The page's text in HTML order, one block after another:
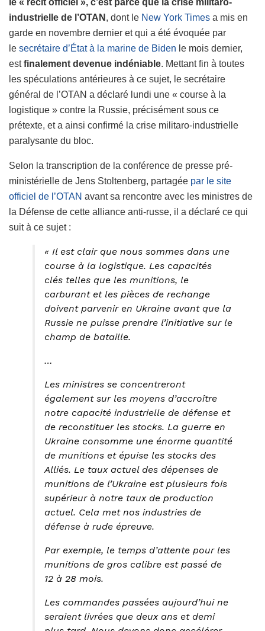
le « récit officiel », c’est parce que la crise militaro-
industrielle de l’OTAN , dont le New York Times a mis en
garde en novembre dernier et qui a été évoquée par
le secrétaire d’État à la marine de Biden le mois dernier,
estfinalement devenue indéniable. Mettant fin à toutes
les spéculations antérieures à ce sujet, le secrétaire
général de l’OTAN a déclaré lundi une « course à la
logistique » contre la Russie, précisément sous ce
prétexte, et a ainsi confirmé la crise militaro-industrielle
paralysante du bloc.
Selon la transcription de la conférence de presse pré-
ministérielle de Jens Stoltenberg, partagée par le site
officiel de l’OTAN avant sa rencontre avec les ministres de
la Défense de cette alliance anti-russe, il a déclaré ce qui
suit à ce sujet :
« Il est clair que nous sommes dans une
course à la logistique. Les capacités
clés telles que les munitions, le
carburant et les pièces de rechange
doivent parvenir en Ukraine avant que la
Russie ne puisse prendre l’initiative sur le
champ de bataille.
…
Les ministres se concentreront
également sur les moyens d’accroître
notre capacité industrielle de défense et
de reconstituer les stocks. La guerre en
Ukraine consomme une énorme quantité
de munitions et épuise les stocks des
Alliés. Le taux actuel des dépenses de
munitions de l’Ukraine est plusieurs fois
supérieur à notre taux de production
actuel. Cela met nos industries de
défense à rude épreuve.
Par exemple, le temps d’attente pour les
munitions de gros calibre est passé de
12 à 28 mois.
Les commandes passées aujourd’hui ne
seraient livrées que deux ans et demi